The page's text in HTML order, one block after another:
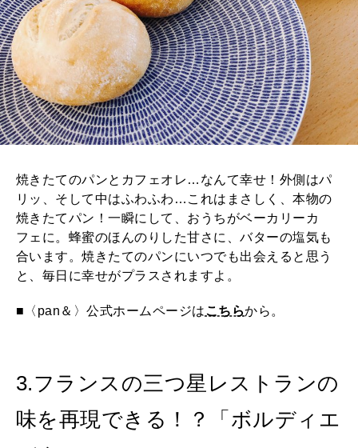
焼きたてのパンとカフェオレ…なんて幸せ！外側はパ
リッ、そして中はふわふわ…これはまさしく、本物の
焼きたてパン！一瞬にして、おうちがベーカリーカ
フェに。蜂蜜のほんのりした甘さに、バターの塩気も
合います。焼きたてのパンにいつでも出会えると思う
と、毎日に幸せがプラスされますよ。
■〈pan＆〉公式ホームページはこちらから。
3.フランスの三つ星レストランの
味を再現できる！？「ボルディエ